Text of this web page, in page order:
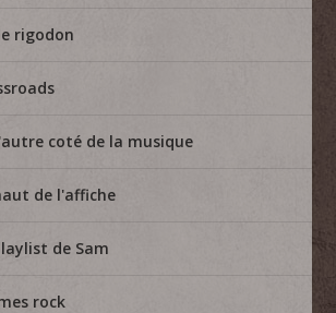
rigodon
coté de la musique
de l'affiche
de Sam
rock